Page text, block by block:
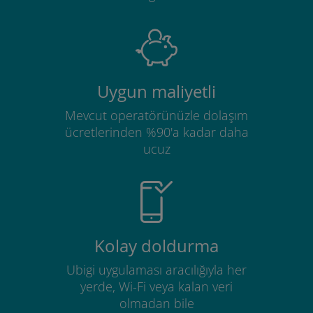
Uygun maliyetli
Mevcut operatörünüzle dolaşım
ücretlerinden %90'a kadar daha
ucuz
Kolay doldurma
Ubigi uygulaması aracılığıyla her
yerde, Wi-Fi veya kalan veri
olmadan bile